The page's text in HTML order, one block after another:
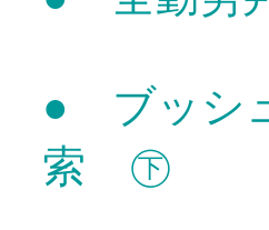
● ブッシ
索 ㊦